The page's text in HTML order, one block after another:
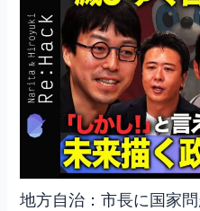
地方自治：市長に国家